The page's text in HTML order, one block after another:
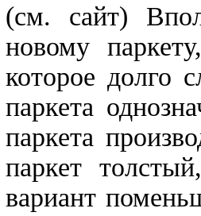
(см. сайт)
новому
которое долго
паркета
паркета
паркет
вариант